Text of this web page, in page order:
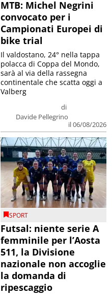
MTB: Michel Negrini
convocato per i
Campionati Europei di
bike trial
di
Davide Pellegrino
il 06/08/2026
Il valdostano, 24° nella tappa
polacca di Coppa del Mondo,
sarà al via della rassegna
continentale che scatta oggi a
Valberg
SPORT
Futsal: niente serie A
femminile per l’Aosta
511, la Divisione
nazionale non accoglie
la domanda di
ripescaggio